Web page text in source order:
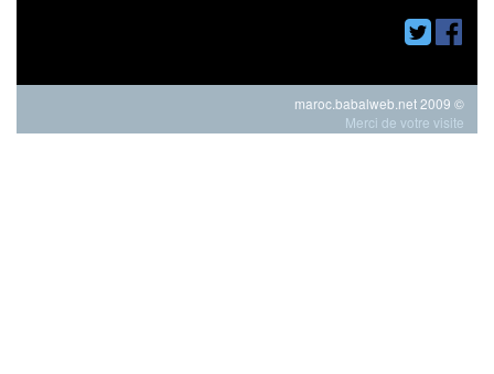
Merci de votre visite